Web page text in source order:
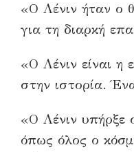
«Ο Λένιν ήταν ο
για τη διαρκή
«Ο Λένιν είναι η
στην ιστορία.
«Ο Λένιν υπήρξε
όπως όλος ο